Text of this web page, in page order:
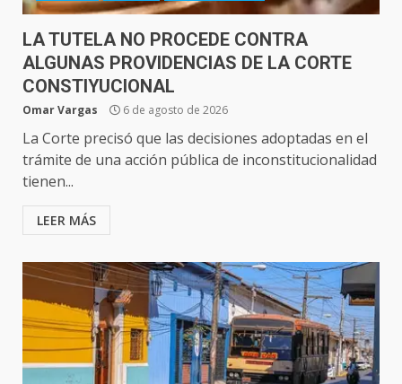
LA TUTELA NO PROCEDE CONTRA
ALGUNAS PROVIDENCIAS DE LA CORTE
CONSTIYUCIONAL
Omar Vargas 6 de agosto de 2026
La Corte precisó que las decisiones adoptadas en el
trámite de una acción pública de inconstitucionalidad
tienen...
LEER MÁS